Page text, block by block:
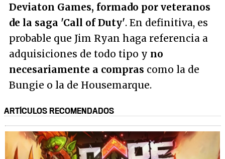
Deviaton Games, formado por veteranos
de la saga 'Call of Duty'. En definitiva, es
probable que Jim Ryan haga referencia a
adquisiciones de todo tipo y no
necesariamente a compras como la de
Bungie o la de Housemarque.
ARTÍCULOS RECOMENDADOS